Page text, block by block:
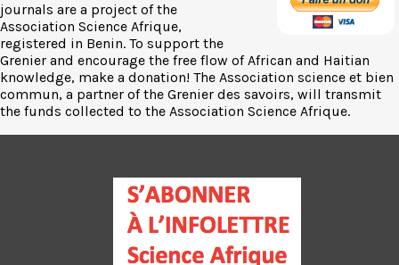
journals are a project of the
Association Science Afrique,
registered in Benin. To support the
Grenier and encourage the free flow of African and Haitian
knowledge, make a donation! The Association science et bien
commun, a partner of the Grenier des savoirs, will transmit
the funds collected to the Association Science Afrique.